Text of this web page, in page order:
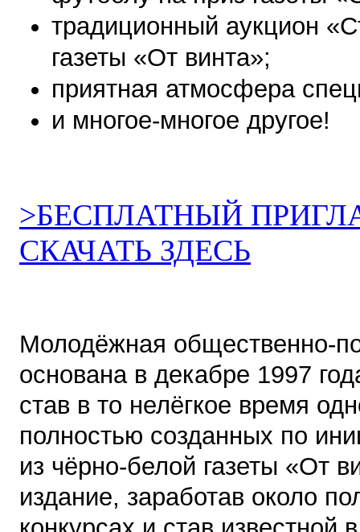
традиционный аукцион
газеты «От винта»;
приятная атмосфера
и многое-многое другое!
>БЕСПЛАТНЫЙ
СКАЧАТЬ ЗДЕСЬ
Молодёжная общественно-
основана в декабре 1997
став в то нелёгкое время
полностью созданных по
из чёрно-белой газеты «От
издание, заработав около